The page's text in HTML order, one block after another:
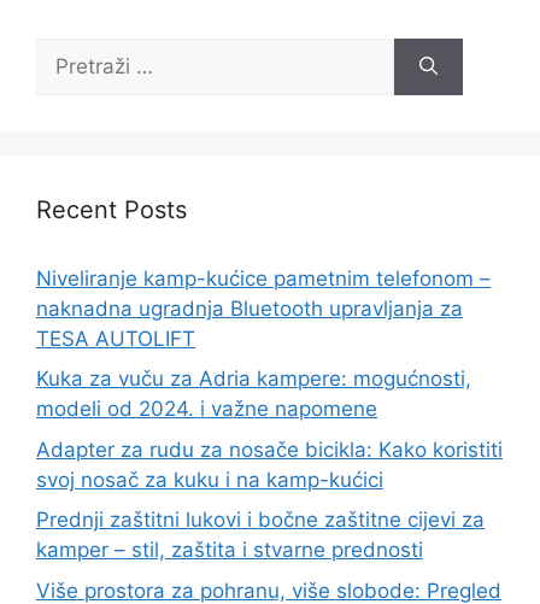
Recent Posts
Niveliranje kamp-kućice pametnim telefonom –
naknadna ugradnja Bluetooth upravljanja za
TESA AUTOLIFT
Kuka za vuču za Adria kampere: mogućnosti,
modeli od 2024. i važne napomene
Adapter za rudu za nosače bicikla: Kako koristiti
svoj nosač za kuku i na kamp-kućici
Prednji zaštitni lukovi i bočne zaštitne cijevi za
kamper – stil, zaštita i stvarne prednosti
Više prostora za pohranu, više slobode: Pregled